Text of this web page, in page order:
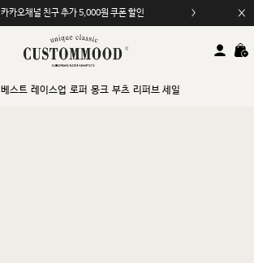
카카오채널 친구 추가 5,000원 쿠폰 할인
모바일 앱 자동 2,000원 할인
베스트 레이스업 로퍼 몽크 부츠 리퍼브 세일